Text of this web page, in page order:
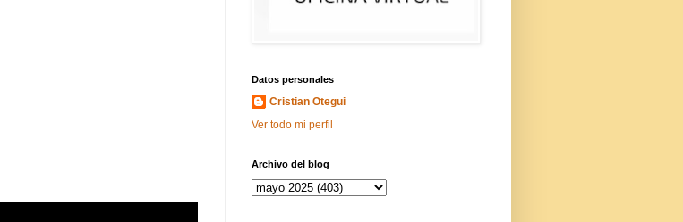
Datos personales
Cristian Otegui
Ver todo mi perfil
Archivo del blog